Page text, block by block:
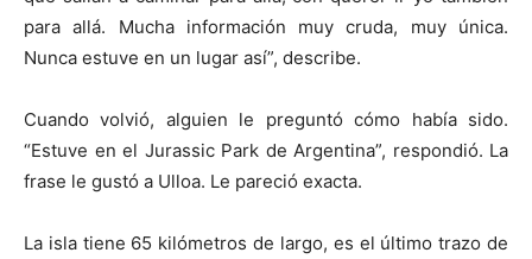
para allá. Mucha información muy cruda, muy única.
Nunca estuve en un lugar así”, describe.
Cuando volvió, alguien le preguntó cómo había sido.
“Estuve en el Jurassic Park de Argentina”, respondió. La
frase le gustó a Ulloa. Le pareció exacta.
La isla tiene 65 kilómetros de largo, es el último trazo de